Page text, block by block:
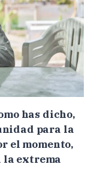
has dicho,
para la
el momento,
extrema